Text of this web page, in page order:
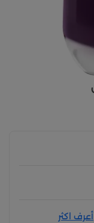
أعرف اكثر